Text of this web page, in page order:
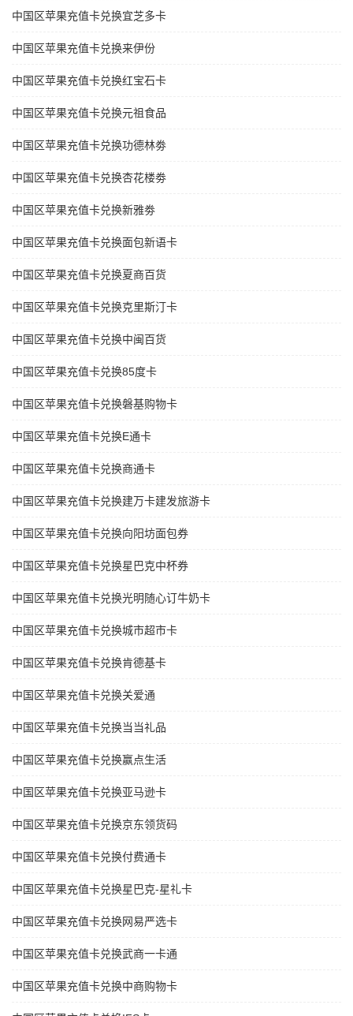
中国区苹果充值卡兑换宜芝多卡
中国区苹果充值卡兑换来伊份
中国区苹果充值卡兑换红宝石卡
中国区苹果充值卡兑换元祖食品
中国区苹果充值卡兑换功德林劵
中国区苹果充值卡兑换杏花楼劵
中国区苹果充值卡兑换新雅劵
中国区苹果充值卡兑换面包新语卡
中国区苹果充值卡兑换夏商百货
中国区苹果充值卡兑换克里斯汀卡
中国区苹果充值卡兑换中闽百货
中国区苹果充值卡兑换85度卡
中国区苹果充值卡兑换磐基购物卡
中国区苹果充值卡兑换E通卡
中国区苹果充值卡兑换商通卡
中国区苹果充值卡兑换建万卡建发旅游卡
中国区苹果充值卡兑换向阳坊面包券
中国区苹果充值卡兑换星巴克中杯券
中国区苹果充值卡兑换光明随心订牛奶卡
中国区苹果充值卡兑换城市超市卡
中国区苹果充值卡兑换肯德基卡
中国区苹果充值卡兑换关爱通
中国区苹果充值卡兑换当当礼品
中国区苹果充值卡兑换赢点生活
中国区苹果充值卡兑换亚马逊卡
中国区苹果充值卡兑换京东领货码
中国区苹果充值卡兑换付费通卡
中国区苹果充值卡兑换星巴克-星礼卡
中国区苹果充值卡兑换网易严选卡
中国区苹果充值卡兑换武商一卡通
中国区苹果充值卡兑换中商购物卡